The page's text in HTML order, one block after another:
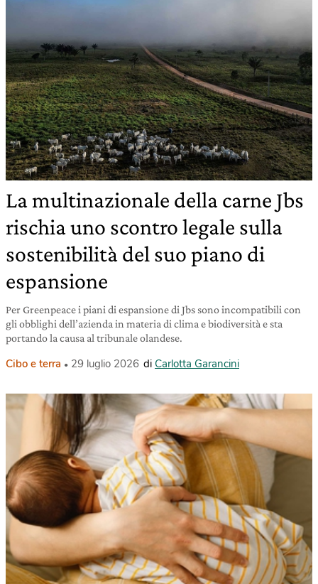
La multinazionale della carne Jbs
rischia uno scontro legale sulla
sostenibilità del suo piano di
espansione
Per Greenpeace i piani di espansione di Jbs sono incompatibili con
gli obblighi dell’azienda in materia di clima e biodiversità e sta
portando la causa al tribunale olandese.
Cibo e terra 29 luglio 2026 di Carlotta Garancini